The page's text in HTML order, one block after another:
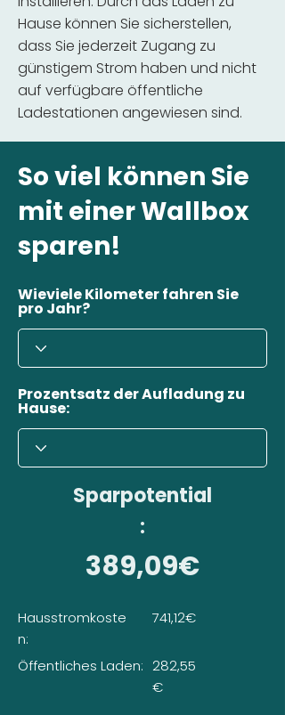
Hause können Sie sicherstellen,
dass Sie jederzeit Zugang zu
günstigem Strom haben und nicht
auf verfügbare öffentliche
Ladestationen angewiesen sind.
So viel können Sie
mit einer Wallbox
sparen!
Wieviele Kilometer fahren Sie
pro Jahr?
Prozentsatz der Aufladung zu
Hause:
Sparpotential
:
389,09€
Hausstromkoste
n:
Öffentliches Laden:
741,12€
282,55
€